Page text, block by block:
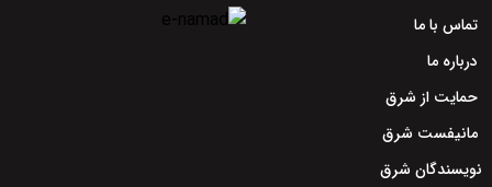
تماس با ما
درباره ما
حمایت از شرق
مانیفست شرق
نویسندگان شرق